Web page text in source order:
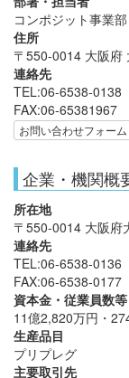
コンポジット事業
住所
〒550-0014 大阪府
連絡先
TEL:06-6538-0138
FAX:06-65381967
お問い合わせフォーム
企業・機関概
所在地
〒550-0014 大阪府
連絡先
TEL:06-6538-0136
FAX:06-6538-0177
資本金・従業員数等
11億2,820万円・
生産品目
プリプレグ
主要取引先